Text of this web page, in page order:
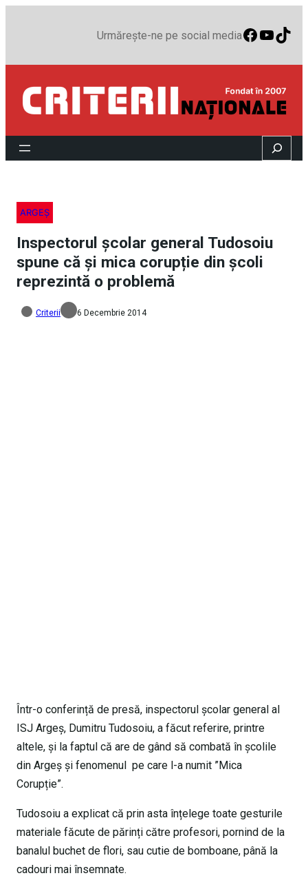
Urmărește-ne pe social media
Search
ARGEȘ
Inspectorul școlar general Tudosoiu
spune că și mica corupție din școli
reprezintă o problemă
Criterii 6 Decembrie 2014
Într-o conferință de presă, inspectorul școlar general al
ISJ Argeș, Dumitru Tudosoiu, a făcut referire, printre
altele, și la faptul că are de gând să combată în școlile
din Argeș și fenomenul pe care l-a numit ”Mica
Corupție”.
Tudosoiu a explicat că prin asta înțelege toate gesturile
materiale făcute de părinți către profesori, pornind de la
banalul buchet de flori, sau cutie de bomboane, până la
cadouri mai însemnate.